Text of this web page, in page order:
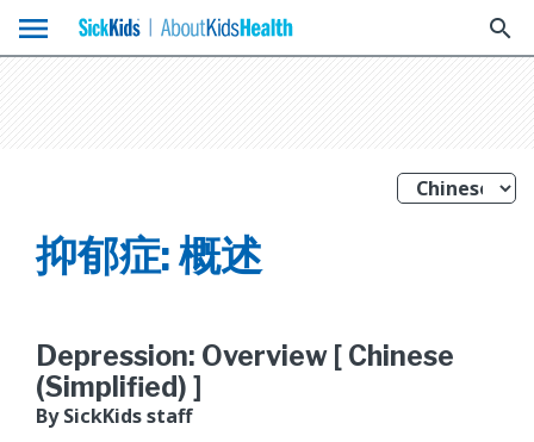
menu search
抑郁症: 概述
Depression: Overview [ Chinese
(Simplified) ]
By SickKids staff